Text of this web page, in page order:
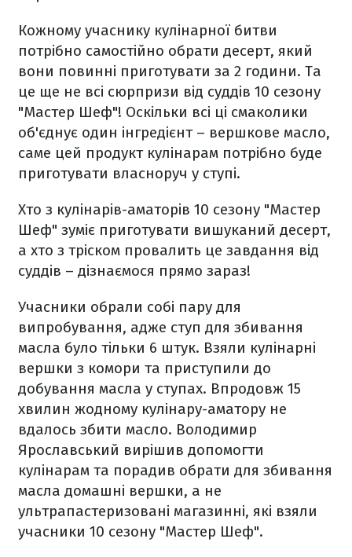
Кожному учаснику кулінарної битви
потрібно самостійно обрати десерт, який
вони повинні приготувати за 2 години. Та
це ще не всі сюрпризи від суддів 10 сезону
"Мастер Шеф"! Оскільки всі ці смаколики
об'єднує один інгредієнт – вершкове масло,
саме цей продукт кулінарам потрібно буде
приготувати власноруч у ступі.
Хто з кулінарів-аматорів 10 сезону "Мастер
Шеф" зуміє приготувати вишуканий десерт,
а хто з тріском провалить це завдання від
суддів – дізнаємося прямо зараз!
Учасники обрали собі пару для
випробування, адже ступ для збивання
масла було тільки 6 штук. Взяли кулінарні
вершки з комори та приступили до
добування масла у ступах. Впродовж 15
хвилин жодному кулінару-аматору не
вдалось збити масло. Володимир
Ярославський вирішив допомогти
кулінарам та порадив обрати для збивання
масла домашні вершки, а не
ультрапастеризовані магазинні, які взяли
учасники 10 сезону "Мастер Шеф".